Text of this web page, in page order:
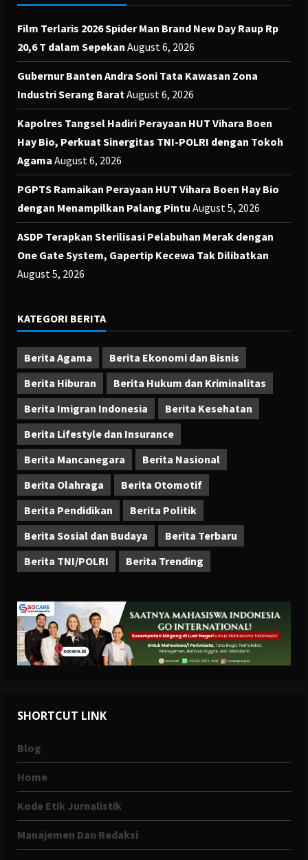
Film Terlaris 2026 Spider Man Brand New Day Raup Rp
20,6 T dalam Sepekan August 6, 2026
Gubernur Banten Andra Soni Tata Kawasan Zona
Industri Serang Barat August 6, 2026
Kapolres Tangsel Hadiri Perayaan HUT Vihara Boen
Hay Bio, Perkuat Sinergitas TNI-POLRI dengan Tokoh
Agama August 6, 2026
PGPTS Ramaikan Perayaan HUT Vihara Boen Hay Bio
dengan Menampilkan Palang Pintu August 5, 2026
ASDP Terapkan Sterilisasi Pelabuhan Merak dengan
One Gate System, Gapertip Kecewa Tak Dilibatkan
August 5, 2026
KATEGORI BERITA
Berita Agama
Berita Ekonomi dan Bisnis
Berita Hiburan
Berita Hukum dan Kriminalitas
Berita Imigran Indonesia
Berita Kesehatan
Berita Lifestyle dan Insurance
Berita Mancanegara
Berita Nasional
Berita Olahraga
Berita Otomotif
Berita Pendidikan
Berita Politik
Berita Sosial dan Budaya
Berita Terbaru
Berita TNI/POLRI
Berita Trending
SHORTCUT LINK
Blog
Home
Kode Etik Jurnalistik
Manajemen Dan Redaksi